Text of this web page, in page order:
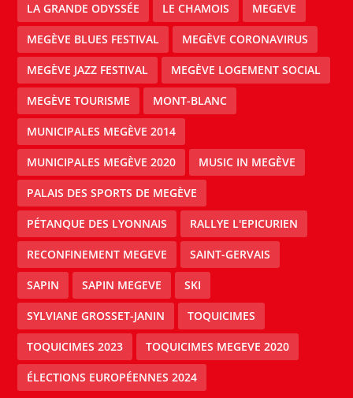
LA GRANDE ODYSSÉE LE CHAMOIS MEGEVE
MEGÈVE BLUES FESTIVAL MEGÈVE CORONAVIRUS
MEGÈVE JAZZ FESTIVAL MEGÈVE LOGEMENT SOCIAL
MEGÈVE TOURISME MONT-BLANC
MUNICIPALES MEGÈVE 2014
MUNICIPALES MEGÈVE 2020 MUSIC IN MEGÈVE
PALAIS DES SPORTS DE MEGÈVE
PÉTANQUE DES LYONNAIS RALLYE L'EPICURIEN
RECONFINEMENT MEGEVE SAINT-GERVAIS
SAPIN SAPIN MEGEVE SKI
SYLVIANE GROSSET-JANIN TOQUICIMES
TOQUICIMES 2023 TOQUICIMES MEGEVE 2020
ÉLECTIONS EUROPÉENNES 2024